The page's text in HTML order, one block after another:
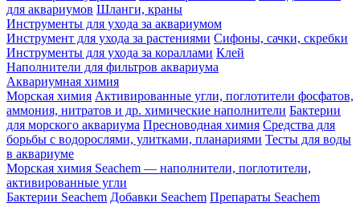
для аквариумов Шланги, краны
Инструменты для ухода за аквариумом
Инструмент для ухода за растениями Сифоны, сачки, скребки
Инструменты для ухода за кораллами Клей
Наполнители для фильтров аквариума
Аквариумная химия
Морская химия Активированные угли, поглотители фосфатов,
аммония, нитратов и др. химические наполнители Бактерии
для морского аквариума Пресноводная химия Средства для
борьбы с водорослями, улитками, планариями Тесты для воды
в аквариуме
Морская химия Seachem — наполнители, поглотители,
активированные угли
Бактерии Seachem Добавки Seachem Препараты Seachem